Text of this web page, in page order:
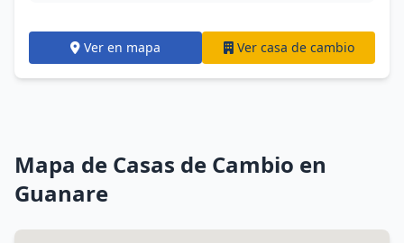
Ver en mapa Ver casa de cambio
Mapa de Casas de Cambio en
Guanare